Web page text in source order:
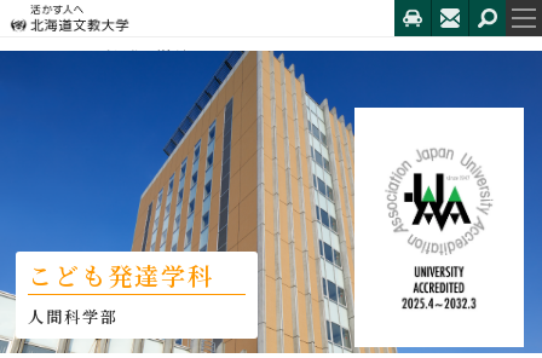
HOME こども発達学科 トピックス
教育支援センター「学びの森」では、同セン...
こども発達学科
人間科学部